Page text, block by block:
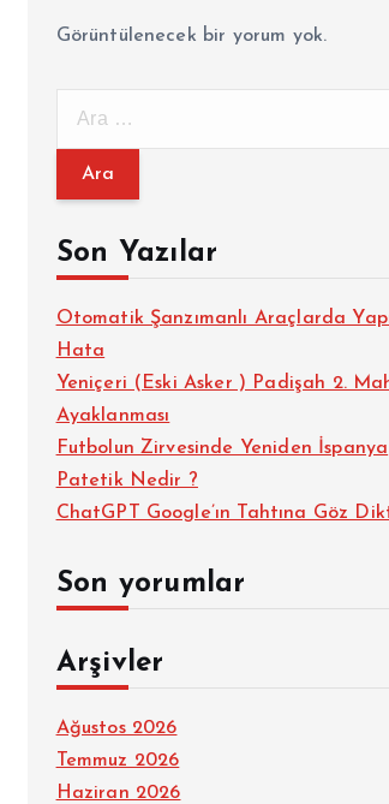
Görüntülenecek bir yorum yok.
m
:Son Yazılar
Otomatik Şanzımanlı Araçlarda
Hata
Yeniçeri (Eski Asker ) Padişah 2.
Ayaklanması
Futbolun Zirvesinde Yeniden İspanya
Patetik Nedir ?
ChatGPT Google’ın Tahtına Göz
Son yorumlar
Arşivler
Ağustos 2026
Temmuz 2026
Haziran 2026